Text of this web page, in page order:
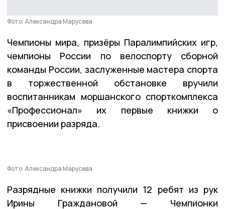
Фото: Александра Марусева
Чемпионы мира, призёры Паралимпийских игр,
чемпионы России по велоспорту сборной
команды России, заслуженные мастера спорта
в торжественной обстановке вручили
воспитанникам моршанского спорткомплекса
«Профессионал» их первые книжки о
присвоении разряда.
Фото: Александра Марусева
Разрядные книжки получили 12 ребят из рук
Ирины Граждановой — Чемпионки